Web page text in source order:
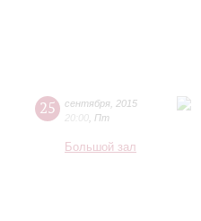
25 сентября 2015
20:00 Пт
Большой зал